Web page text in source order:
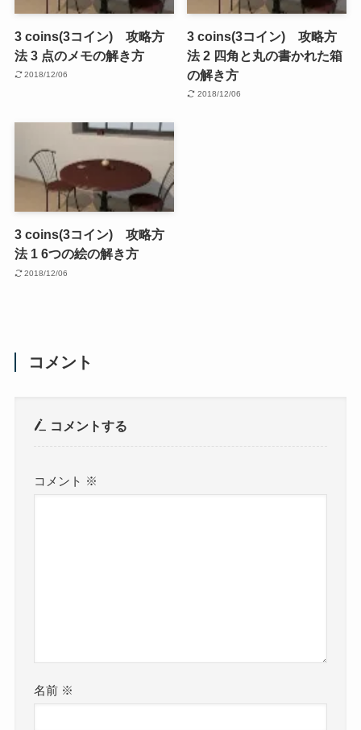
3 coins(3コイン) 攻略方
法 3 点のメモの解き方
2018/12/06
3 coins(3コイン) 攻略方
法 2 四角と丸の書かれた箱
の解き方
2018/12/06
3 coins(3コイン) 攻略方
法 1 6つの絵の解き方
2018/12/06
コメント
コメントする
コメント ※
名前 ※